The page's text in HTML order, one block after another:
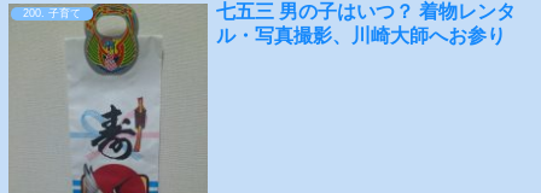
200. 子育て
七五三 男の子はいつ？ 着物レンタ
ル・写真撮影、川崎大師へお参り